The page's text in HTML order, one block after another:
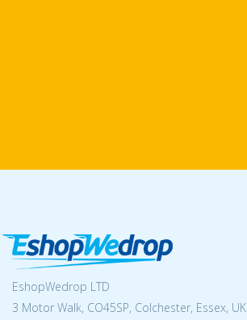
EshopWedrop LTD
3 Motor Walk, CO45SP, Colchester, Essex, UK